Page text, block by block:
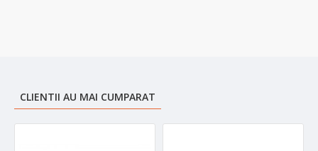
CLIENTII AU MAI CUMPARAT